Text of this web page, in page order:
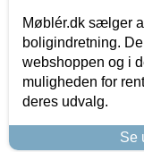
Møblér.dk sælger
boligindretning.
webshoppen og i
muligheden for
deres udvalg.
Se